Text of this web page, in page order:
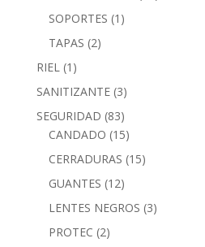
SOPORTES (1)
TAPAS (2)
RIEL (1)
SANITIZANTE (3)
SEGURIDAD (83)
CANDADO (15)
CERRADURAS (15)
GUANTES (12)
LENTES NEGROS (3)
PROTEC (2)